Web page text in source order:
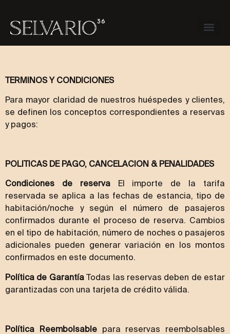
TERMINOS Y CONDICIONES
Para mayor claridad de nuestros huéspedes y clientes,
se definen los conceptos correspondientes a reservas
y pagos:
POLITICAS DE PAGO, CANCELACION & PENALIDADES
Condiciones de reserva
El importe de la tarifa
reservada se aplica a las fechas de estancia, tipo de
habitación/noche y según el número de pasajeros
confirmados durante el proceso de reserva. Cambios
en el tipo de habitación, número de noches o pasajeros
adicionales pueden generar variación en los montos
confirmados en este documento.
Política de GarantíaTodas las reservas deben de estar
garantizadas con una tarjeta de crédito válida.
Política Reembolsablepara reservas reembolsables